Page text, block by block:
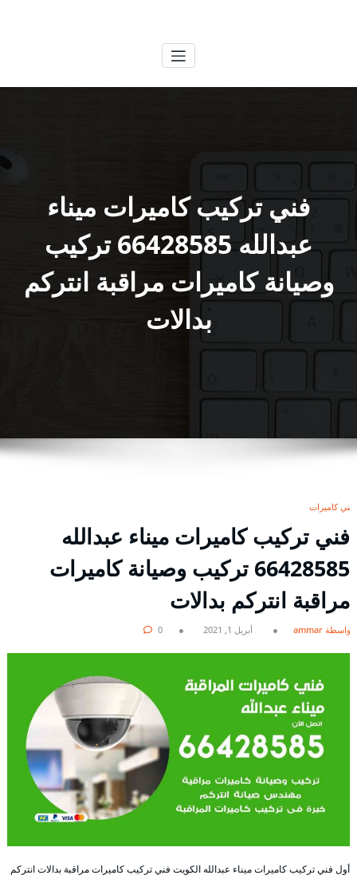
فني تركيب كاميرات ميناء
عبدالله 66428585 تركيب
وصيانة كاميرات مراقبة انتركم
بدالات
فني كاميرات
فني تركيب كاميرات ميناء عبدالله
66428585 تركيب وصيانة كاميرات
مراقبة انتركم بدالات
بواسطة ammar أبريل 1, 2021 0
أول فني تركيب كاميرات ميناء عبدالله الكويت فني تركيب كاميرات مراقبة بدالات انتركم